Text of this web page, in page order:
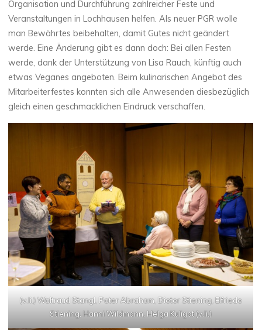
Organisation und Durchführung zahlreicher Feste und
Veranstaltungen in Lochhausen helfen. Als neuer PGR wolle
man Bewährtes beibehalten, damit Gutes nicht geändert
werde. Eine Änderung gibt es dann doch: Bei allen Festen
werde, dank der Unterstützung von Lisa Rauch, künftig auch
etwas Veganes angeboten. Beim kulinarischen Angebot des
Mitarbeiterfestes konnten sich alle Anwesenden diesbezüglich
gleich einen geschmacklichen Eindruck verschaffen.
(v.li.) Waltraud Stangl, Pater Abraham, Dieter Stiening, Elfriede
Stiening, Hanni Wildmann, Helga Kuligot (v.li.)